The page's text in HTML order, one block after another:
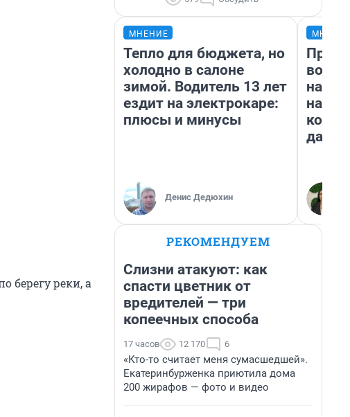
берегу реки, а
МНЕНИЕ
Тепло для бюджета, но
холодно в салоне
зимой. Водитель 13 лет
ездит на электрокаре:
плюсы и минусы
Денис Дедюхин
нам
даже
РЕКОМЕНДУЕМ
Слизни атакуют: как
спасти цветник от
вредителей — три
копеечных способа
17 часов 12 170 6
«Кто-то считает меня сумасшедшей».
Екатеринбурженка приютила дома
200 жирафов — фото и видео